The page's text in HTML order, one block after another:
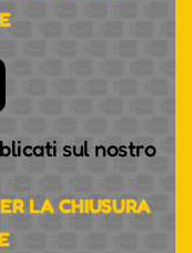
sul nostro
LA CHIUSURA